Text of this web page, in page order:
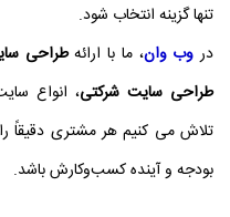
تنها گزینه انتخاب شود.
در وب وان، ما با ارائهطراحی
طراحی سایت شرکتی، انواع
تلاش می‌ کنیم هر مشتری دقیقاً
بودجه و آینده کسب‌وکارش باشد.